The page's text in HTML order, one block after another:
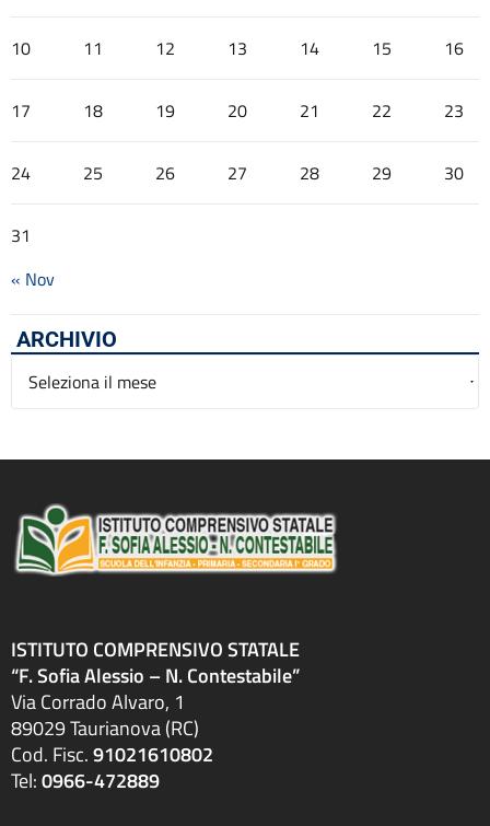
10 11 12 13 14 15 16
17 18 19 20 21 22 23
24 25 26 27 28 29 30
31
« Nov
ARCHIVIO
Archivio
ISTITUTO COMPRENSIVO STATALE
“F. Sofia Alessio – N. Contestabile”
Via Corrado Alvaro, 1
89029 Taurianova (RC)
Cod. Fisc.91021610802
Tel:0966-472889